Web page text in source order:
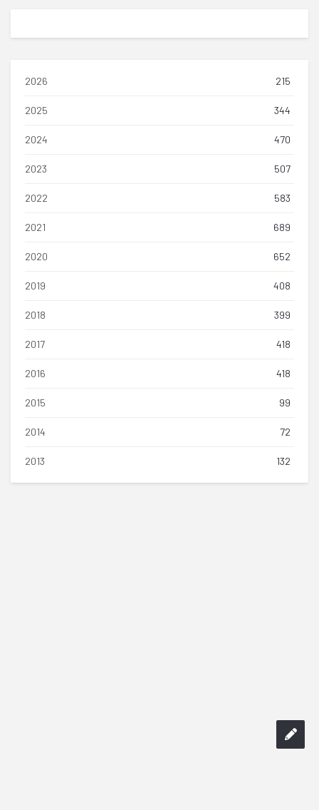
2026 215
2025 344
2024 470
2023 507
2022 583
2021 689
2020 652
2019 408
2018 399
2017 418
2016 418
2015 99
2014 72
2013 132